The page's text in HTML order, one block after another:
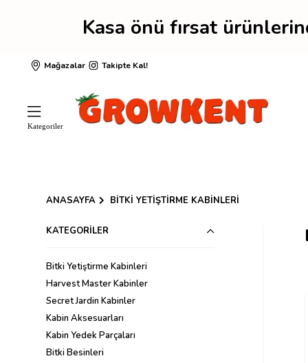
Kasa önü fırsat
Mağazalar Takipte Kal!
ANASAYFA BITKI YETIŞTIRME KABINLERI
KATEGORILER
Bitki Yetiştirme Kabinleri
Harvest Master Kabinler
Secret Jardin Kabinler
Kabin Aksesuarları
Kabin Yedek Parçaları
Bitki Besinleri